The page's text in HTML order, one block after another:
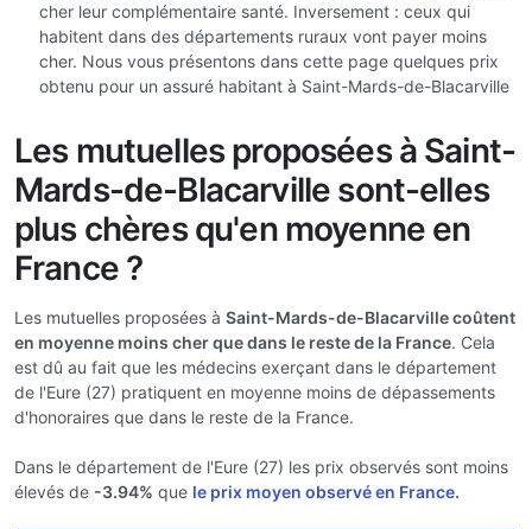
cher leur complémentaire santé. Inversement : ceux qui
habitent dans des départements ruraux vont payer moins
cher. Nous vous présentons dans cette page quelques prix
obtenu pour un assuré habitant à Saint-Mards-de-Blacarville
Les mutuelles proposées à Saint-
Mards-de-Blacarville sont-elles
plus chères qu'en moyenne en
France ?
Les mutuelles proposées à Saint-Mards-de-Blacarville coûtent
en moyenne moins cher que dans le reste de la France. Cela
est dû au fait que les médecins exerçant dans le département
de l'Eure (27) pratiquent en moyenne moins de dépassements
d'honoraires que dans le reste de la France.
Dans le département de l'Eure (27) les prix observés sont moins
élevés de -3.94% que le prix moyen observé en France.